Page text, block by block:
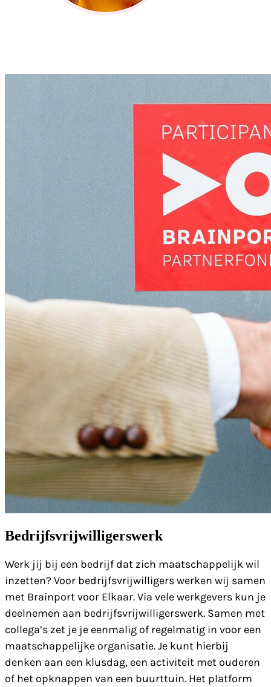
Bedrijfsvrijwilligerswerk
Werk jij bij een bedrijf dat zich maatschappelijk wil
inzetten? Voor bedrijfsvrijwilligers werken wij samen
met Brainport voor Elkaar. Via vele werkgevers kun je
deelnemen aan bedrijfsvrijwilligerswerk. Samen met
collega’s zet je je eenmalig of regelmatig in voor een
maatschappelijke organisatie. Je kunt hierbij
denken aan een klusdag, een activiteit met ouderen
of het opknappen van een buurttuin. Het platform